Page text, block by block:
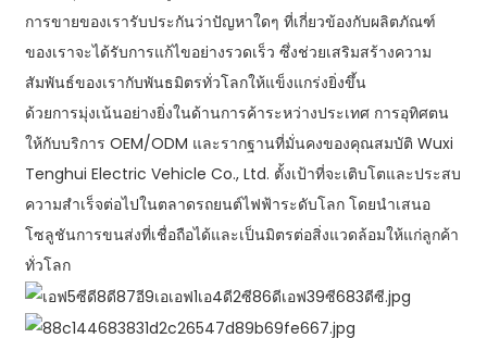
การขายของเรารับประกันว่าปัญหาใดๆ ที่เกี่ยวข้องกับผลิตภัณฑ์
ของเราจะได้รับการแก้ไขอย่างรวดเร็ว ซึ่งช่วยเสริมสร้างความ
สัมพันธ์ของเรากับพันธมิตรทั่วโลกให้แข็งแกร่งยิ่งขึ้น
ด้วยการมุ่งเน้นอย่างยิ่งในด้านการค้าระหว่างประเทศ การอุทิศตน
ให้กับบริการ OEM/ODM และรากฐานที่มั่นคงของคุณสมบัติ Wuxi
Tenghui Electric Vehicle Co., Ltd. ตั้งเป้าที่จะเติบโตและประสบ
ความสำเร็จต่อไปในตลาดรถยนต์ไฟฟ้าระดับโลก โดยนำเสนอ
โซลูชันการขนส่งที่เชื่อถือได้และเป็นมิตรต่อสิ่งแวดล้อมให้แก่ลูกค้า
ทั่วโลก